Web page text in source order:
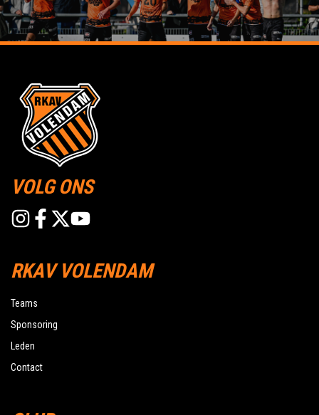
VOLG ONS
RKAV VOLENDAM
Teams
Sponsoring
Leden
Contact